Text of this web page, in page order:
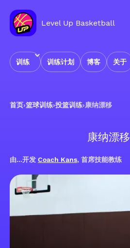
Level Up Basketball
训练 训练计划 博客 关于
首页›篮球训练›投篮训练›康纳漂移
康纳漂移
由...开发 Coach Kans, 首席技能教练